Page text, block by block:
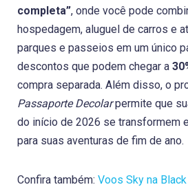
completa”, onde você pode
hospedagem, aluguel de carros e
parques e passeios em um único
descontos que podem chegar a
compra separada. Além disso, o
Passaporte Decolarpermite que
do início de 2026 se transformem
para suas aventuras de fim de ano.
Confira também: Voos Sky na